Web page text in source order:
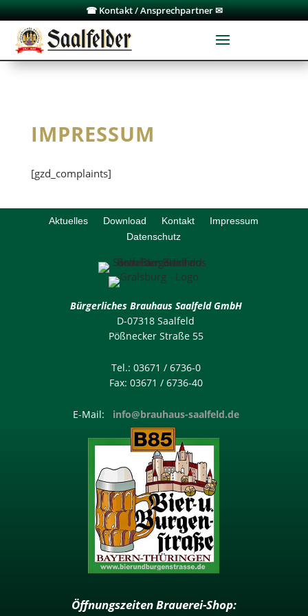
☎ Kontakt / Ansprechpartner ✉
IMPRESSUM
[gzd_complaints]
Aktuelles Download Kontakt
Impressum
Datenschutz
Bürgerliches Brauhaus Saalfeld GmbH
D-07318 Saalfeld
Pößnecker Straße 55
Tel.: 03671 / 6736-0
Fax: 03671 / 6736-40
E-Mail: info@brauhaus-saalfeld.de
Öffnungszeiten Brauerei-Shop: